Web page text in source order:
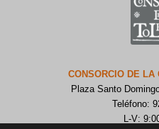
CONSORCIO DE LA
Plaza Santo
Teléfono:
L-V: